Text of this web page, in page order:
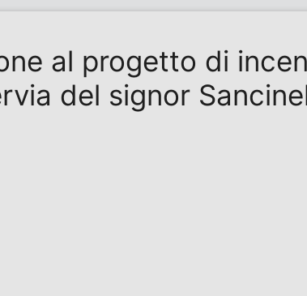
al progetto di
del signor